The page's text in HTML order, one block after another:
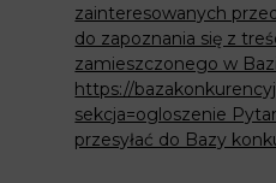
zainteresowanych
do zapoznania się z
zamieszczonego w
https://
sekcja=ogloszenie
przesyłać do Bazy